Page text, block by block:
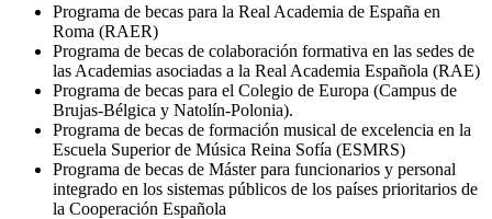
Programa de becas para la Real Academia de España en
Roma (RAER)
Programa de becas de colaboración formativa en las sedes de
las Academias asociadas a la Real Academia Española (RAE)
Programa de becas para el Colegio de Europa (Campus de
Brujas-Bélgica y Natolín-Polonia).
Programa de becas de formación musical de excelencia en la
Escuela Superior de Música Reina Sofía (ESMRS)
Programa de becas de Máster para funcionarios y personal
integrado en los sistemas públicos de los países prioritarios de
la Cooperación Española